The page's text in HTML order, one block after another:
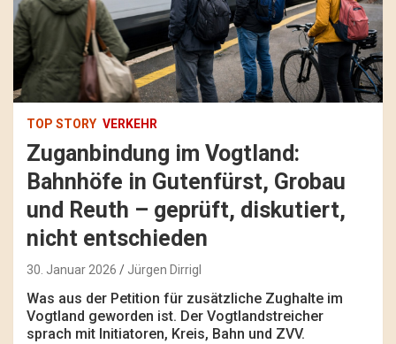
TOP STORY VERKEHR
Zuganbindung im Vogtland:
Bahnhöfe in Gutenfürst, Grobau
und Reuth – geprüft, diskutiert,
nicht entschieden
30. Januar 2026 Jürgen Dirrigl
Was aus der Petition für zusätzliche Zughalte im
Vogtland geworden ist. Der Vogtlandstreicher
sprach mit Initiatoren, Kreis, Bahn und ZVV.